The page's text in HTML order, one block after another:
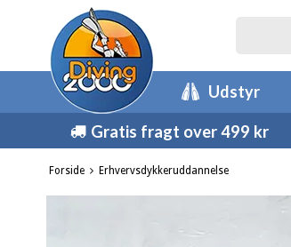
Udstyr
Gratis fragt over 499 kr
Forside Erhvervsdykkeruddannelse